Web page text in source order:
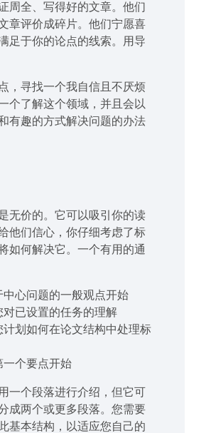
周全、写得好的文章。他们
章评价成碎片。他们宁愿喜
足于你的论点的线索。用导
，寻找一个我自信且不厌烦
了解这个领域，并且会以
有趣的方式解决问题的办法
无价的。它可以吸引你的读
他们信心，你仔细考虑了标
如何解决它。一个有用的通
中心问题的一般观点开始
对已设置的任务的理解
计划如何在论文结构中处理标
一个要点开始
一个段落进行介绍，但它可
成两个或更多段落。您需要
基本结构，以适应您自己的